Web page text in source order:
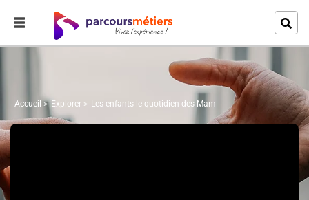
Accueil Explorer Les enfants le quotidien des Mam